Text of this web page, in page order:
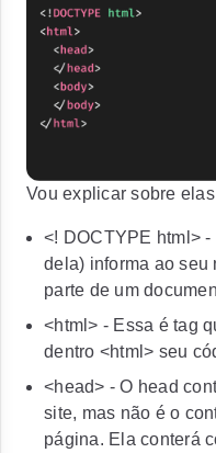
Vou explicar sobre elas
<! DOCTYPE html> -
dela) informa ao seu
parte de um
<html> - Essa é tag
dentro <html> seu
<head> - O head
site, mas não é o
página. Ela conterá